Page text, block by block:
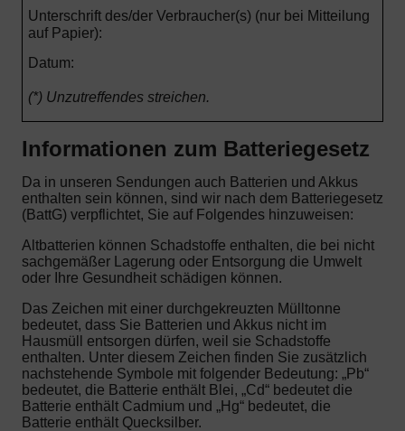
Unterschrift des/der Verbraucher(s) (nur bei Mitteilung
auf Papier):
Datum:
(*) Unzutreffendes streichen.
Informationen zum Batteriegesetz
Da in unseren Sendungen auch Batterien und Akkus
enthalten sein können, sind wir nach dem Batteriegesetz
(BattG) verpflichtet, Sie auf Folgendes hinzuweisen:
Altbatterien können Schadstoffe enthalten, die bei nicht
sachgemäßer Lagerung oder Entsorgung die Umwelt
oder Ihre Gesundheit schädigen können.
Das Zeichen mit einer durchgekreuzten Mülltonne
bedeutet, dass Sie Batterien und Akkus nicht im
Hausmüll entsorgen dürfen, weil sie Schadstoffe
enthalten. Unter diesem Zeichen finden Sie zusätzlich
nachstehende Symbole mit folgender Bedeutung: „Pb“
bedeutet, die Batterie enthält Blei, „Cd“ bedeutet die
Batterie enthält Cadmium und „Hg“ bedeutet, die
Batterie enthält Quecksilber.